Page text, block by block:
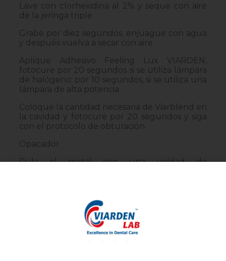
Lave con clorhexidina al 2% y seque con aire
de la jeringa triple
Grabe por diez segundos, enjuague con agua
y después vuelva a secar con aire
Aplique Adhesivo Feeling Lux VIARDEN,
fotocure por 20 segundos si se utiliza lámpara
de halógeno; por 10 segundos, si se utiliza una
lámpara de alta potencia
Coloque la cantidad necesaria de Viarblend en
la cavidad y fotocure por 20 segundos y siga
con el protocolo de obturación
Opacador
Pula el metal con una unidad de
aire de la jeringa triple
Coloque Adhesivo Feeling Lux en el metal y
fotocure por 20 segundos